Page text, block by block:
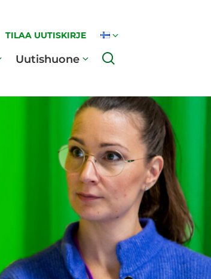
TILAA UUTISKIRJE
Uutishuone